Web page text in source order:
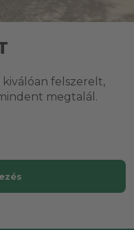
felszerelt,
megtalál.